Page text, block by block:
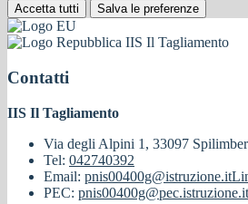
Accetta tutti Salva le preferenze
IIS Il Tagliamento
Contatti
IIS Il Tagliamento
Via degli Alpini 1, 33097
Tel: 042740392
Email: pnis00400g@istruzione.it
PEC: pnis00400g@pec.istruzione.it